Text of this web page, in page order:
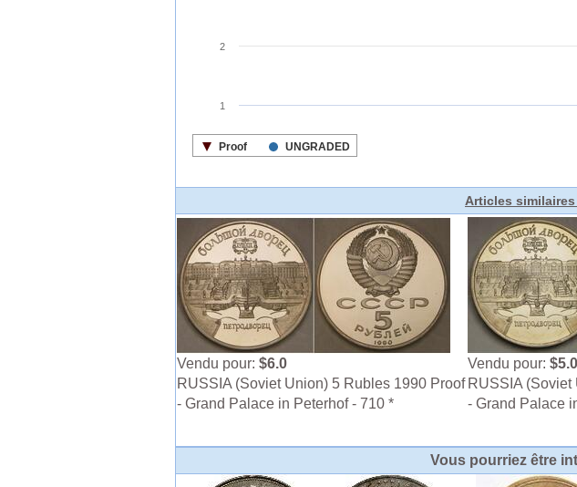
Articles
Vendu pour: $6.0
RUSSIA (Soviet Union) 5 Rubles 1990 Proof
- Grand Palace in Peterhof - 710 *
Vendu pour:$5.0
RUSSIA
- Grand Palace
Vous pourriez être